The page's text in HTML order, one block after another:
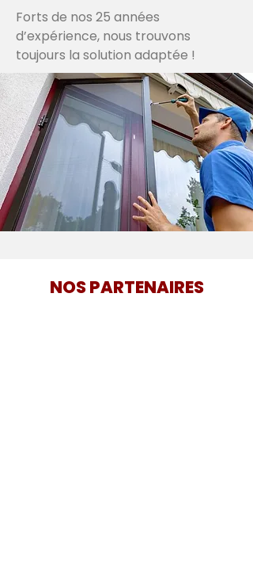
Forts de nos 25 années
d’expérience, nous trouvons
toujours la solution adaptée !
NOS PARTENAIRES